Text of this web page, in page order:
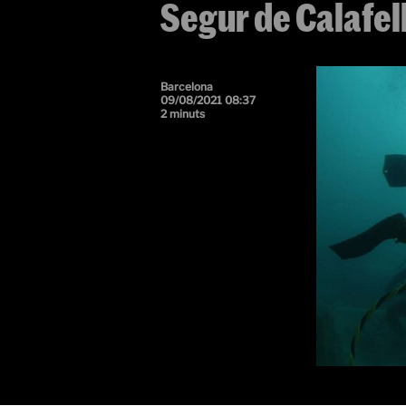
Segur de
Barcelona
09/08/2021 08:37
2 minuts